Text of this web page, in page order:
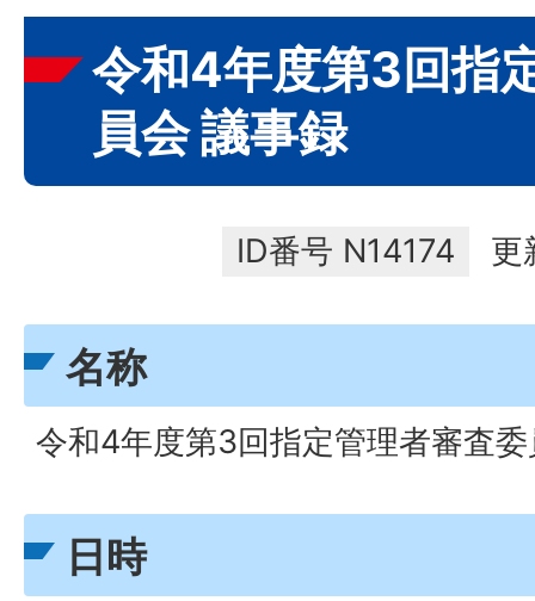
令和4年度第3回指
員会 議事録
ID番号 N14174 更
名称
令和4年度第3回指定管理者審査
日時